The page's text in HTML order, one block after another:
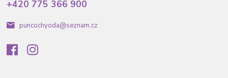
+420 775 366 900
puncochyoda@seznam.cz